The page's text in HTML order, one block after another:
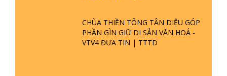
CHÙA THIỀN TÔNG TÂN DIỆU GÓP
PHẦN GÌN GIỮ DI SẢN VĂN HOÁ -
VTV4 ĐƯA TIN | TTTD